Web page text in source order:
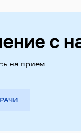
с
на прием